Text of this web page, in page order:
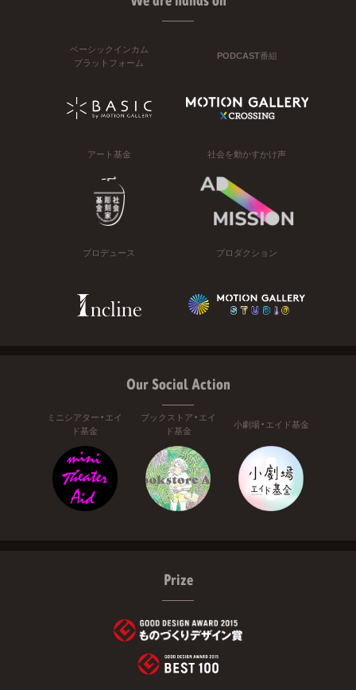
ベーシックインカム
プラットフォーム
PODCAST番組
アート基金 社会を動かすかけ声
プロデュース プロダクション
Our Social Action
ミニシアター・エイ
ド基金
ブックストア・エイ
ド基金
小劇場・エイド基金
Prize